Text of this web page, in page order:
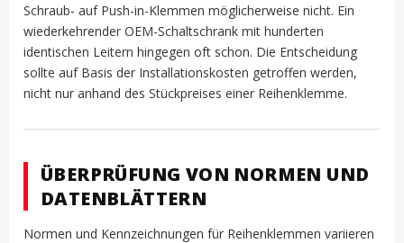
Schraub- auf Push-in-Klemmen möglicherweise nicht. Ein
wiederkehrender OEM-Schaltschrank mit hunderten
identischen Leitern hingegen oft schon. Die Entscheidung
sollte auf Basis der Installationskosten getroffen werden,
nicht nur anhand des Stückpreises einer Reihenklemme.
ÜBERPRÜFUNG VON NORMEN UND
DATENBLÄTTERN
Normen und Kennzeichnungen für Reihenklemmen variieren